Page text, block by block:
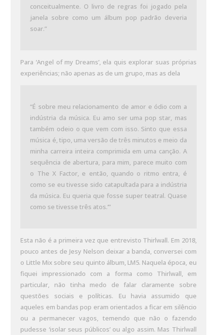
conceitualmente. O livro de regras foi jogado pela
janela sobre como um álbum pop padrão deveria
soar.”
Para ‘Angel of my Dreams’, ela quis explorar suas próprias
experiências; não apenas as de um grupo, mas as dela
“É sobre meu relacionamento de amor e ódio com a
indústria da música. Eu amo ser uma pop star, mas
também odeio o que vem com isso. Sinto que essa
música é, tipo, uma versão de três minutos e meio da
minha carreira inteira comprimida em uma canção. A
sequência de abertura, para mim, parece muito com
o The X Factor, e então, quando o ritmo entra, é
como se eu tivesse sido catapultada para a indústria
da música. Eu queria que fosse super teatral. Quase
como se tivesse três atos.’”
Esta não é a primeira vez que entrevisto Thirlwall. Em 2018,
pouco antes de Jesy Nelson deixar a banda, conversei com
o Little Mix sobre seu quinto álbum, LM5. Naquela época, eu
fiquei impressionado com a forma como Thirlwall, em
particular, não tinha medo de falar claramente sobre
questões sociais e políticas. Eu havia assumido que
aqueles em bandas pop eram orientados a ficar em silêncio
ou a permanecer vagos, temendo que não o fazendo
pudesse ‘isolar seus públicos’ ou algo assim. Mas Thirlwall